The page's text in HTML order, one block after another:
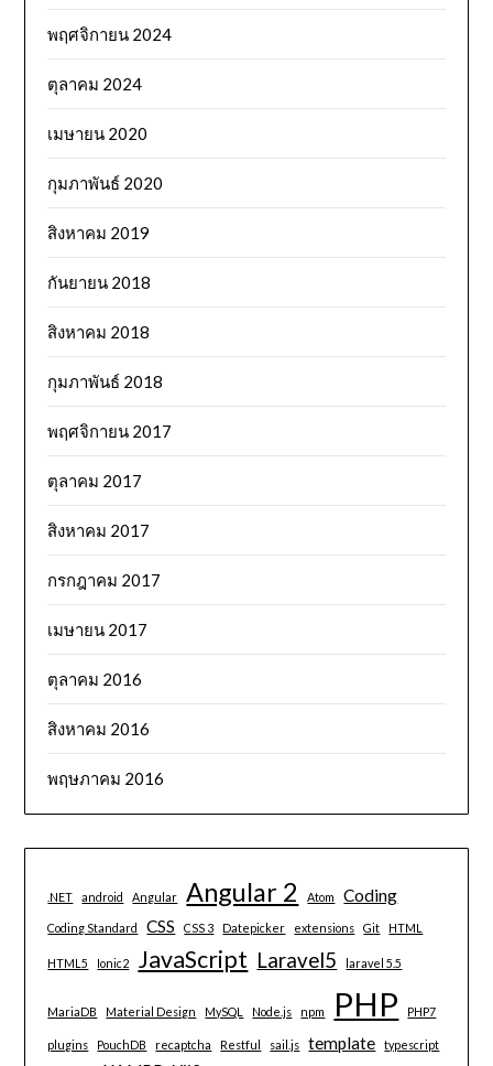
พฤศจิกายน 2024
ตุลาคม 2024
เมษายน 2020
กุมภาพันธ์ 2020
สิงหาคม 2019
กันยายน 2018
สิงหาคม 2018
กุมภาพันธ์ 2018
พฤศจิกายน 2017
ตุลาคม 2017
สิงหาคม 2017
กรกฎาคม 2017
เมษายน 2017
ตุลาคม 2016
สิงหาคม 2016
พฤษภาคม 2016
.NET android Angular Angular 2 Atom Coding
Coding Standard CSS CSS 3 Datepicker extensions Git HTML
HTML5 Ionic2 JavaScript Laravel5 laravel 5.5
MariaDB Material Design MySQL Node.js npm PHP PHP7
plugins PouchDB recaptcha Restful sail.js template
typescript